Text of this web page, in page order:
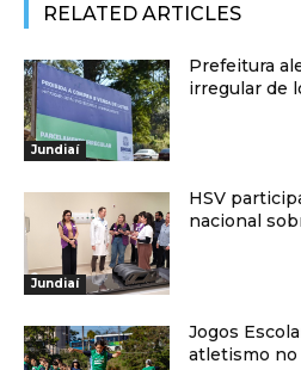
RELATED ARTICLES
Jundiaí
Prefeitura
irregular de
Jundiaí
HSV
nacional
Jogos
atletismo no